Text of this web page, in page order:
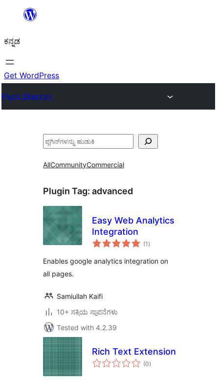
ವಿಷಯಕ್ಕೆ
ಕನ್ನಡ
Get WordPress
Plugin Directory
ಹುಡುಕು
AllCommunityCommercial
Plugin Tag: advanced
Easy Web Analytics
Integration
(1 total
ratings
)
Enables google analytics integration on
all pages.
Samiullah Kaifi
10+ ಸಕ್ರಿಯ ಸ್ಥಾಪನೆಗಳು
Tested with 4.2.39
Rich Text Extension
(0total
ratings
)